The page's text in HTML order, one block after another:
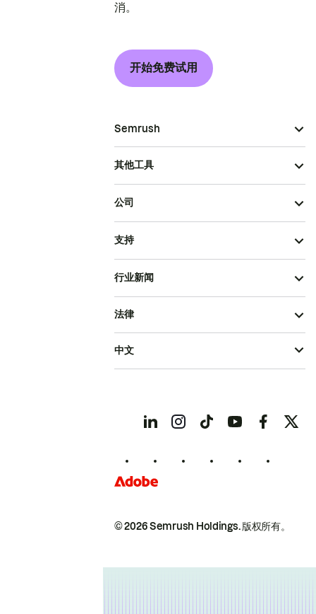
消。
开始免费试用
Semrush
其他工具
公司
支持
行业新闻
© 2026 Semrush Holdings.版权所有。
法律
中文